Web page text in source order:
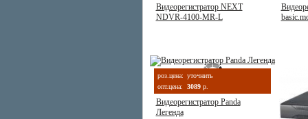
Видеорегистратор NEXT
NDVR-4100-MR-L
роз.цена: уточнить
опт.цена:
3089 р.
Видеорегистратор Panda
Легенда